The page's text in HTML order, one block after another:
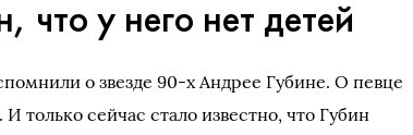
что у него нет детей
о звезде 90-х Андрее Губине. О певце
только сейчас стало известно, что Губин